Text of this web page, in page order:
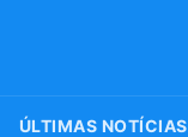
ÚLTIMAS NOTÍCIAS